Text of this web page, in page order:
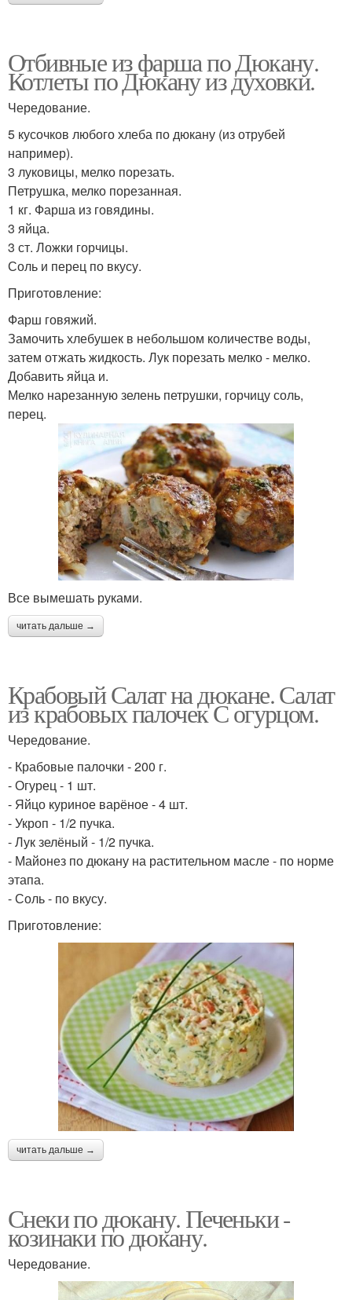
Отбивные из фарша по Дюкану.
Котлеты по Дюкану из духовки.
Чередование.
5 кусочков любого хлеба по дюкану (из отрубей
например).
3 луковицы, мелко порезать.
Петрушка, мелко порезанная.
1 кг. Фарша из говядины.
3 яйца.
3 ст. Ложки горчицы.
Соль и перец по вкусу.
Приготовление:
Фарш говяжий.
Замочить хлебушек в небольшом количестве воды,
затем отжать жидкость. Лук порезать мелко - мелко.
Добавить яйца и.
Мелко нарезанную зелень петрушки, горчицу соль,
перец.
Все вымешать руками.
читать дальше →
Крабовый Салат на дюкане. Салат
из крабовых палочек С огурцом.
Чередование.
- Крабовые палочки - 200 г.
- Огурец - 1 шт.
- Яйцо куриное варёное - 4 шт.
- Укроп - 1/2 пучка.
- Лук зелёный - 1/2 пучка.
- Майонез по дюкану на растительном масле - по норме
этапа.
- Соль - по вкусу.
Приготовление:
читать дальше →
Снеки по дюкану. Печеньки -
козинаки по дюкану.
Чередование.